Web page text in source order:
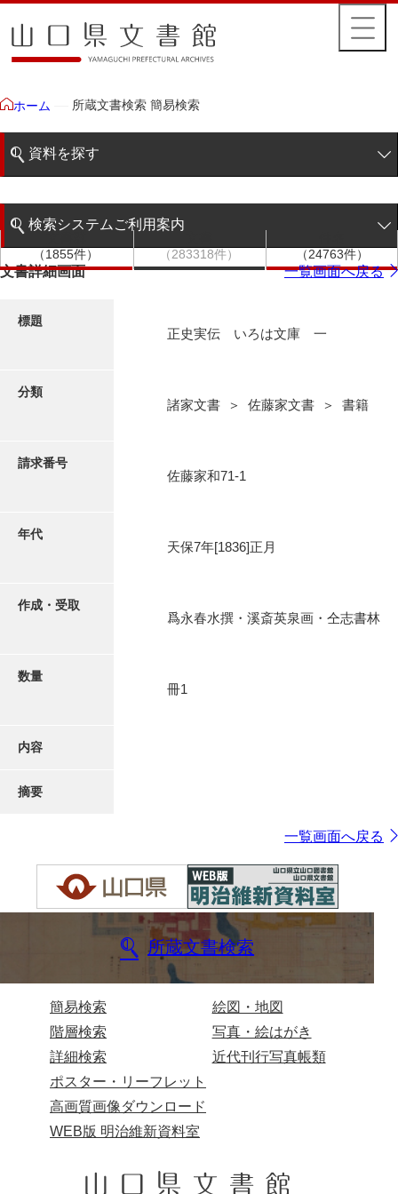
ホーム 所蔵文書検索 簡易検索
資料を探す
階層検索
写真・絵はがき
近代刊行写真帳類
検索システムご利用案内
検索システムの利用について
（1855件）
（283318件）
（24763件）
文書詳細画面 一覧画面へ戻る
標題
正史実伝 いろは文庫 一
分類
諸家文書 ＞ 佐藤家文書 ＞ 書籍
請求番号
佐藤家和71-1
年代
天保7年[1836]正月
作成・受取
爲永春水撰・溪斎英泉画・仝志書林
数量
冊1
内容
摘要
一覧画面へ戻る
所蔵文書検索
簡易検索
階層検索
詳細検索
絵図・地図
写真・絵はがき
近代刊行写真帳類
ポスター・リーフレット
高画質画像ダウンロード
WEB版 明治維新資料室